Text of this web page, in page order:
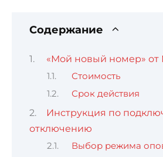
Содержание
«Мой новый номер» от
Стоимость
Срок действия
Инструкция по
отключению
Выбор режима